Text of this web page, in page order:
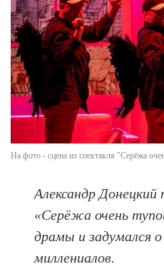
На фото - сцена из спектакля "Серёжа
Александр
«Серёжа очень
драмы и задумался о
миллениалов.